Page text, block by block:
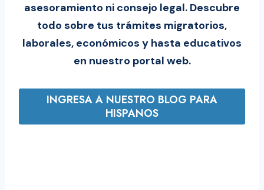
asesoramiento ni consejo legal. Descubre
todo sobre tus trámites migratorios,
laborales, económicos y hasta educativos
en nuestro portal web.
INGRESA A NUESTRO BLOG PARA
HISPANOS